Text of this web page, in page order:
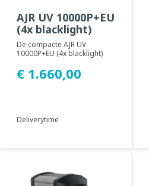
AJR UV 10000P+EU
(4x blacklight)
De compacte AJR UV
10000P+EU (4x blacklight)
accuduur van 3 tot 4 u...
€ 1.660,00
Deliverytime